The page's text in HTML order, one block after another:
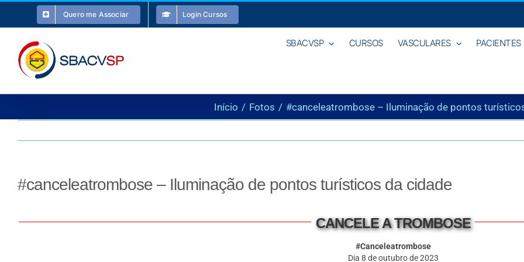
o
conteúdo
Quero me Associar Login Cursos
SBACVSP CURSOS VASCULARES PACIENTES
Início Fotos #canceleatrombose – Iluminação de pontos
#canceleatrombose – Iluminação de pontos turísticos da cidade
CANCELE A TROMBOSE
#Canceleatrombose
Dia 8 de outubro de 2023